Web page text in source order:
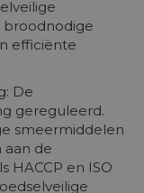
efficiënte
De
gereguleerd.
smeermiddelen
aan de
HACCP en ISO